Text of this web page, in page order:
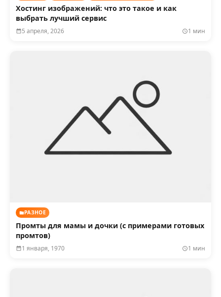
Хостинг изображений: что это такое и как
выбрать лучший сервис
5 апреля, 2026 1 мин
РАЗНОЕ
Промты для мамы и дочки (с примерами готовых
промтов)
1 января, 1970 1 мин